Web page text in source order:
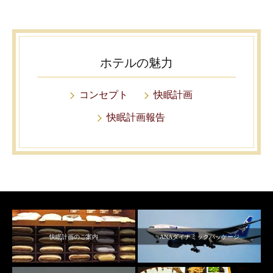
ホテルの魅力
コンセプト 快眠計画
快眠計画報告
快眠計画のご案内 ANAダイナミックパッケージ